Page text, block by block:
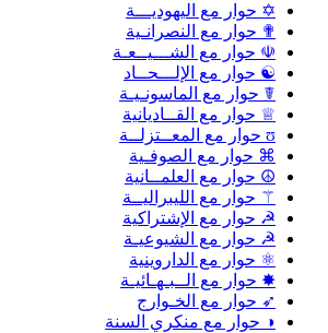
✡ حوار مع اليهوديـــة
✟ حوار مع النصرانـية
☫ حوار مع الشـــيــعـة
☯ حوار مع الإلـــحــاد
☤ حوار مع الماسونـيـة
♕ حوار مع القــاديانية
ʊ حوار مع المعــتزلــة
⌘ حوار مع الصوفـية
☮ حوار مع العلمــانية
⚚ حوار مع الليبراليــة
☭ حوار مع الإشتراكية
☭ حوار مع الشيوعيـة
⚛ حوار مع الداروينية
✸ حوار مع الــبـهـائيـة
➶ حوار مع الخـوارج
◑ حوار مع منكري السنة